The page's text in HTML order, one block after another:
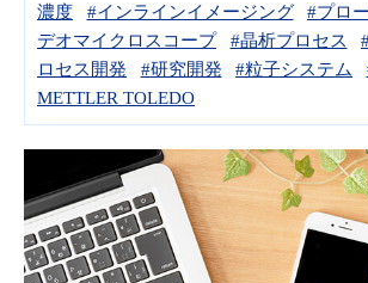
濃度
#インラインイメージング #プロ
デオマイクロスコープ
#晶析プロセス
ロセス開発
#研究開発 #粒子システム
METTLER TOLEDO